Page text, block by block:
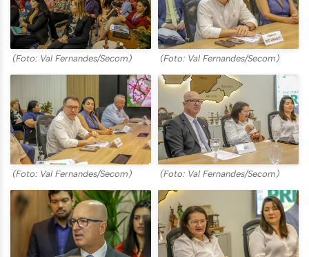
(Foto: Val Fernandes/Secom) (Foto: Val Fernandes/Secom)
(Foto: Val Fernandes/Secom) (Foto: Val Fernandes/Secom)